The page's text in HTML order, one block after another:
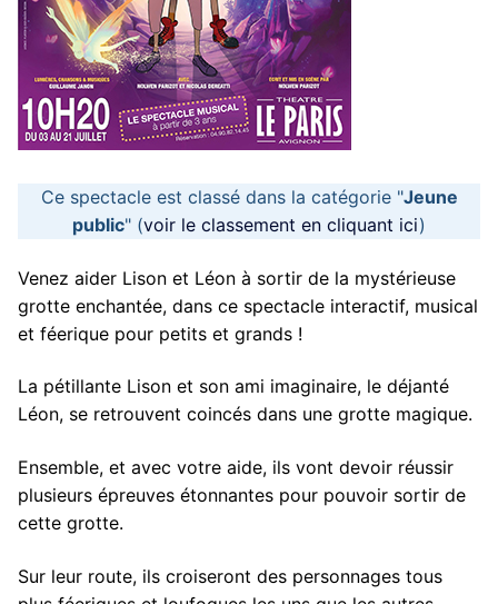
Ce spectacle est classé dans la catégorie "Jeune
public" (voir le classement en cliquant ici)
Venez aider Lison et Léon à sortir de la mystérieuse
grotte enchantée, dans ce spectacle interactif, musical
et féerique pour petits et grands !
La pétillante Lison et son ami imaginaire, le déjanté
Léon, se retrouvent coincés dans une grotte magique.
Ensemble, et avec votre aide, ils vont devoir réussir
plusieurs épreuves étonnantes pour pouvoir sortir de
cette grotte.
Sur leur route, ils croiseront des personnages tous